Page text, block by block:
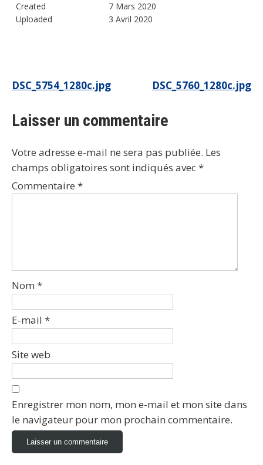
Created
7 Mars 2020
Uploaded
3 Avril 2020
Navigation
l’article
DSC_5754_1280c.jpg DSC_5760_1280c.jpg
Laisser un commentaire
Votre adresse e-mail ne sera pas publiée. Les
champs obligatoires sont indiqués avec*
Commentaire *
Nom *
E-mail *
Site web
Enregistrer mon nom, mon e-mail et mon site dans
le navigateur pour mon prochain commentaire.